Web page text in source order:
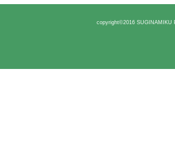
copyright©2016 SUGINAMIKU